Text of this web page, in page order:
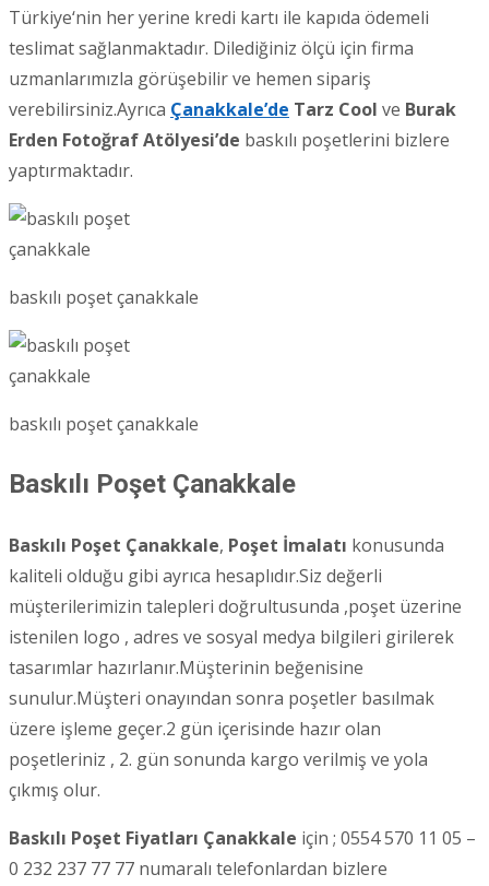
Türkiye‘nin her yerine kredi kartı ile kapıda ödemeli
teslimat sağlanmaktadır. Dilediğiniz ölçü için firma
uzmanlarımızla görüşebilir ve hemen sipariş
verebilirsiniz.Ayrıca Çanakkale’de Tarz Cool ve Burak
Erden Fotoğraf Atölyesi’de baskılı poşetlerini bizlere
yaptırmaktadır.
baskılı poşet çanakkale
baskılı poşet çanakkale
Baskılı Poşet Çanakkale
Baskılı Poşet Çanakkale, Poşet İmalatı konusunda
kaliteli olduğu gibi ayrıca hesaplıdır.Siz değerli
müşterilerimizin talepleri doğrultusunda ,poşet üzerine
istenilen logo , adres ve sosyal medya bilgileri girilerek
tasarımlar hazırlanır.Müşterinin beğenisine
sunulur.Müşteri onayından sonra poşetler basılmak
üzere işleme geçer.2 gün içerisinde hazır olan
poşetleriniz , 2. gün sonunda kargo verilmiş ve yola
çıkmış olur.
Baskılı Poşet Fiyatları Çanakkale için ; 0554 570 11 05 –
0 232 237 77 77 numaralı telefonlardan bizlere